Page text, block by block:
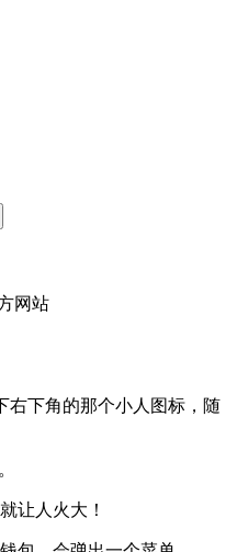
网站
右下角的那个小人图标，随
让人火大！